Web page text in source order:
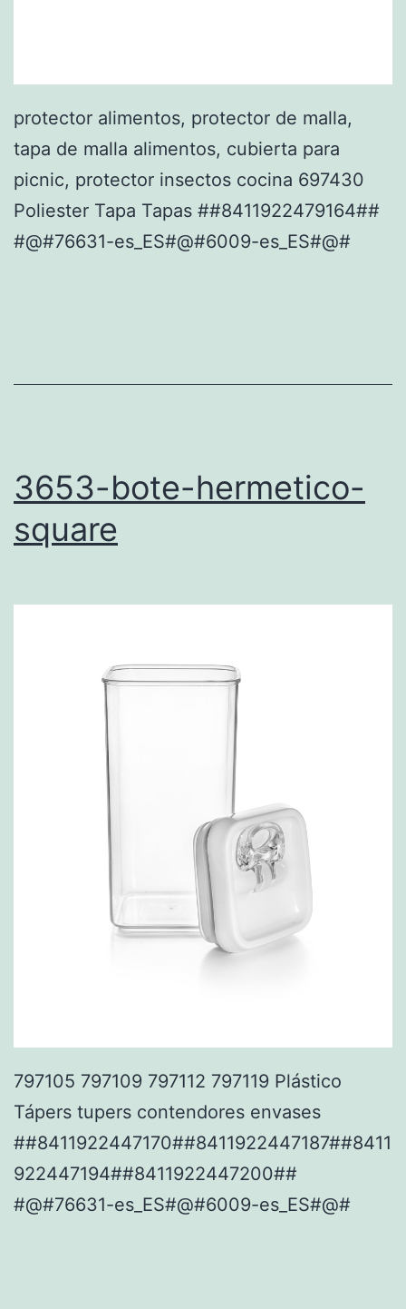
protector alimentos, protector de malla,
tapa de malla alimentos, cubierta para
picnic, protector insectos cocina 697430
Poliester Tapa Tapas ##8411922479164##
#@#76631-es_ES#@#6009-es_ES#@#
3653-bote-hermetico-
square
797105 797109 797112 797119 Plástico
Tápers tupers contendores envases
##8411922447170##8411922447187##8411
922447194##8411922447200##
#@#76631-es_ES#@#6009-es_ES#@#